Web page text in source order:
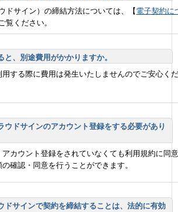
ドサイン）の締結方法については、【 電子契約に
覧ください。
と、別途費用がかかりますか。
用する際に費用は発生いたしませんのでご安心く
ウドサインのアカウント登録をする必要があり
アカウント登録をされていなくても利用規約に同
確認・同意を行うことができます。
ドサインで契約を締結することは、法的に有効